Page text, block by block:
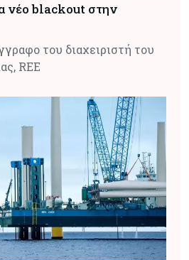
νέο blackout στην
του διαχειριστή του
REE